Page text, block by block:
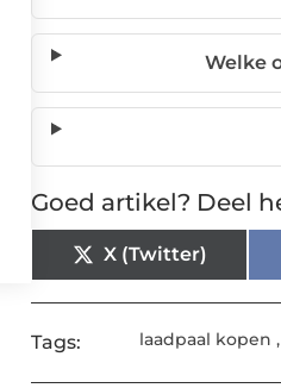
Welke
Goed artikel? Deel
X (Twitter)
Tags: laadpaal kopen ,